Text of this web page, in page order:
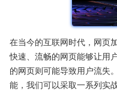
在当今的互联网时代，网页
快速、流畅的网页能够让用
的网页则可能导致用户流失
能，我们可以采取一系列实